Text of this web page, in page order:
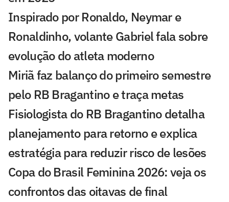
Inspirado por Ronaldo, Neymar e
Ronaldinho, volante Gabriel fala sobre
evolução do atleta moderno
Miriã faz balanço do primeiro semestre
pelo RB Bragantino e traça metas
Fisiologista do RB Bragantino detalha
planejamento para retorno e explica
estratégia para reduzir risco de lesões
Copa do Brasil Feminina 2026: veja os
confrontos das oitavas de final